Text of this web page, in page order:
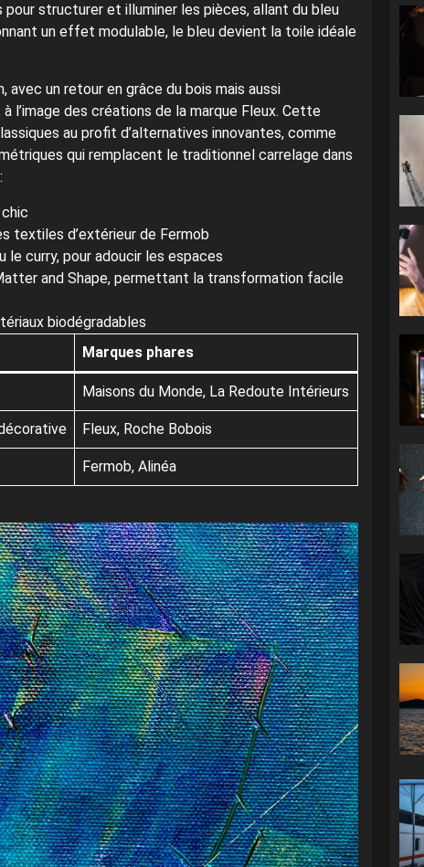
structurer et illuminer les pièces, allant du bleu
un effet modulable, le bleu devient la toile idéale
un retour en grâce du bois mais aussi
l’image des créations de la marque Fleux. Cette
au profit d’alternatives innovantes, comme
qui remplacent le traditionnel carrelage dans
textiles d’extérieur de Fermob
le curry, pour adoucir les espaces
and Shape, permettant la transformation facile
biodégradables
Marques phares
Maisons du Monde, La Redoute Intérieurs
Fleux, Roche Bobois
Fermob, Alinéa